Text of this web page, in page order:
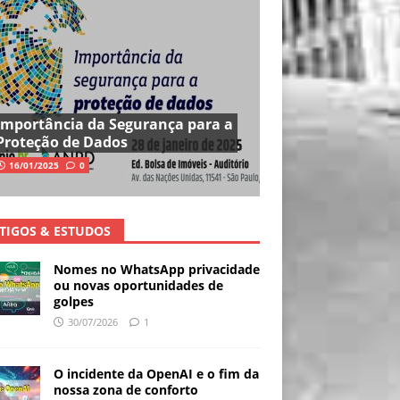
da Segurança para a
de Dados
16/01/2025 0
& ESTUDOS
Nomes no WhatsApp privacidade
ou novas oportunidades de
golpes
30/07/2026 1
O incidente da OpenAI e o fim da
nossa zona de conforto